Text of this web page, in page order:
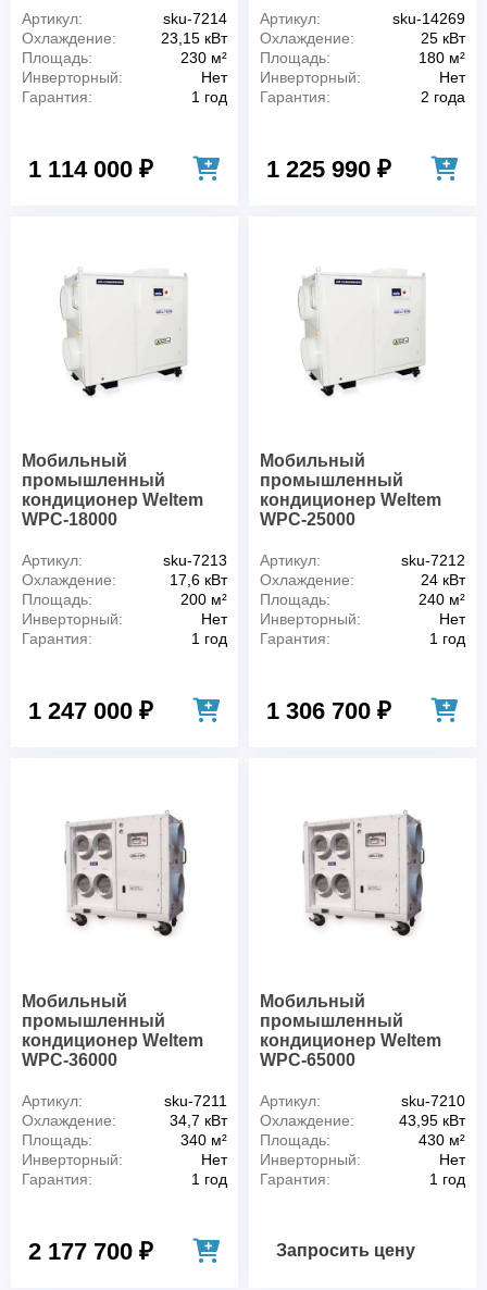
Артикул:
sku-7214
Охлаждение:
23,15 кВт
Площадь:
230 м²
Инверторный:
Нет
Гарантия:
1 год
1 114 000 ₽
Артикул:
sku-14269
Охлаждение:
25 кВт
Площадь:
180 м²
Инверторный:
Нет
Гарантия:
2 года
1 225 990 ₽
Мобильный
промышленный
кондиционер Weltem
WPC-18000
Артикул:
sku-7213
Охлаждение:
17,6 кВт
Площадь:
200 м²
Инверторный:
Нет
Гарантия:
1 год
1 247 000 ₽
Мобильный
промышленный
кондиционер Weltem
WPC-25000
Артикул:
sku-7212
Охлаждение:
24 кВт
Площадь:
240 м²
Инверторный:
Нет
Гарантия:
1 год
1 306 700 ₽
Мобильный
промышленный
кондиционер Weltem
WPC-36000
Артикул:
sku-7211
Охлаждение:
34,7 кВт
Площадь:
340 м²
Инверторный:
Нет
Гарантия:
1 год
2 177 700 ₽
Мобильный
промышленный
кондиционер Weltem
WPC-65000
Артикул:
sku-7210
Охлаждение:
43,95 кВт
Площадь:
430 м²
Инверторный:
Нет
Гарантия:
1 год
Запросить цену